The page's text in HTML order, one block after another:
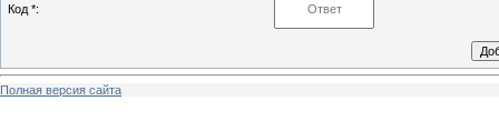
Код *:
Полная версия сайта